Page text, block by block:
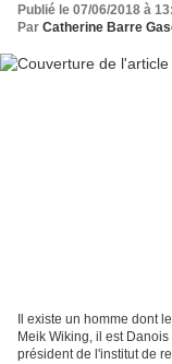
Publié le 07/06/2018 à
Par Catherine Barre
Il existe un homme dont
Meik Wiking, il est
président de l'institut de